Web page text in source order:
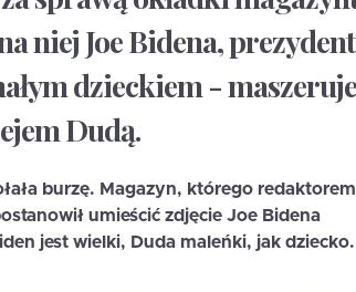
niej Joe Bidena,
dzieckiem -
Dudą.
burzę. Magazyn, którego redaktorem
umieścić zdjęcie Joe Bidena
jest wielki, Duda maleńki, jak dziecko.